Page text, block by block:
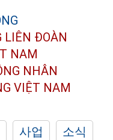
LIÊN ĐOÀN
NAM
NHÂN
VIỆT NAM
사업
소식